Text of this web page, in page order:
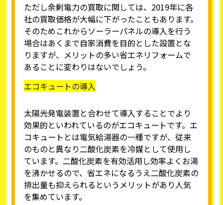
ただし余剰電力の買取に関しては、2019年に各
社の買取価格が大幅に下がったこともあります。
そのためこれからソーラーパネルの導入を行う
場合はあくまで自家消費を目的とした設置とな
りますが、メリットの多い省エネリフォームで
あることに変わりはないでしょう。
エコキュートの導入
太陽光発電装置と合わせて導入することでより
効果的といわれているのがエコキュートです。エ
コキュートとは電気給湯器の一種ですが、従来
のものと異なり二酸化炭素を冷媒として使用し
ています。二酸化炭素を有効活用し効率よくお湯
を沸かせるので、省エネになるうえ二酸化炭素の
排出量も抑えられるというメリットがあり人気
を集めています。